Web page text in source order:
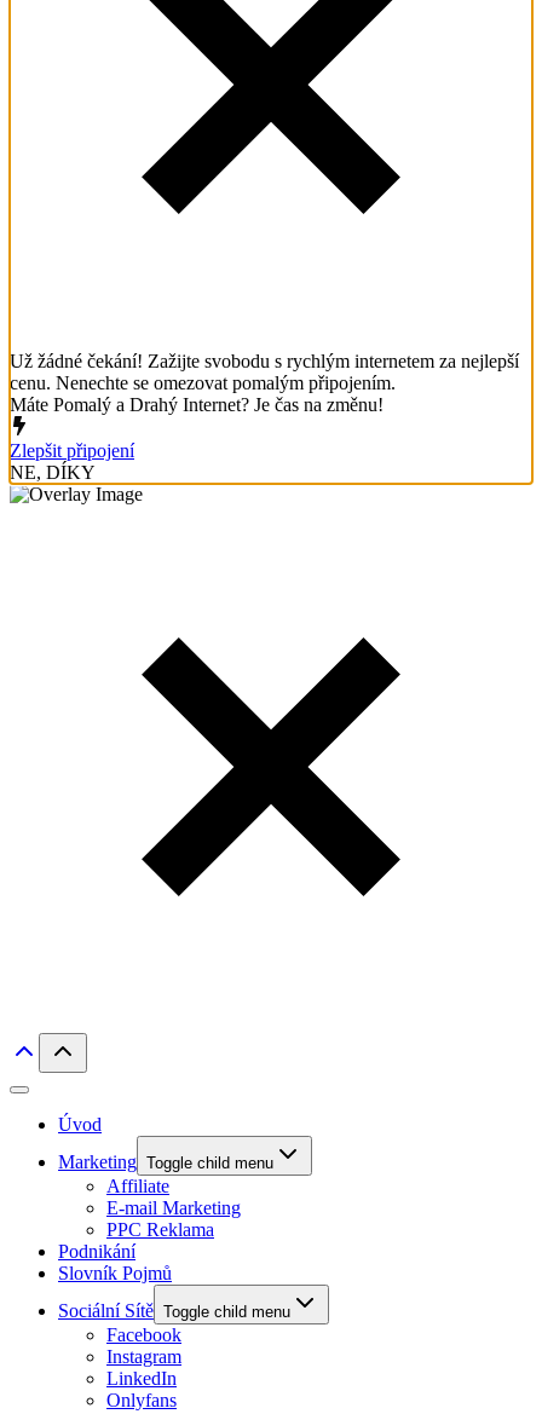
Už žádné čekání! Zažijte svobodu s rychlým internetem za nejlepší
cenu. Nenechte se omezovat pomalým připojením.
Máte Pomalý a Drahý Internet? Je čas na změnu!
Zlepšit připojení
NE, DÍKY
Úvod
Marketing Toggle child menu
Affiliate
E-mail Marketing
PPC Reklama
Podnikání
Slovník Pojmů
Sociální Sítě Toggle child menu
Facebook
Instagram
LinkedIn
Onlyfans